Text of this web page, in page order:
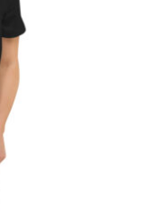
cuello en V